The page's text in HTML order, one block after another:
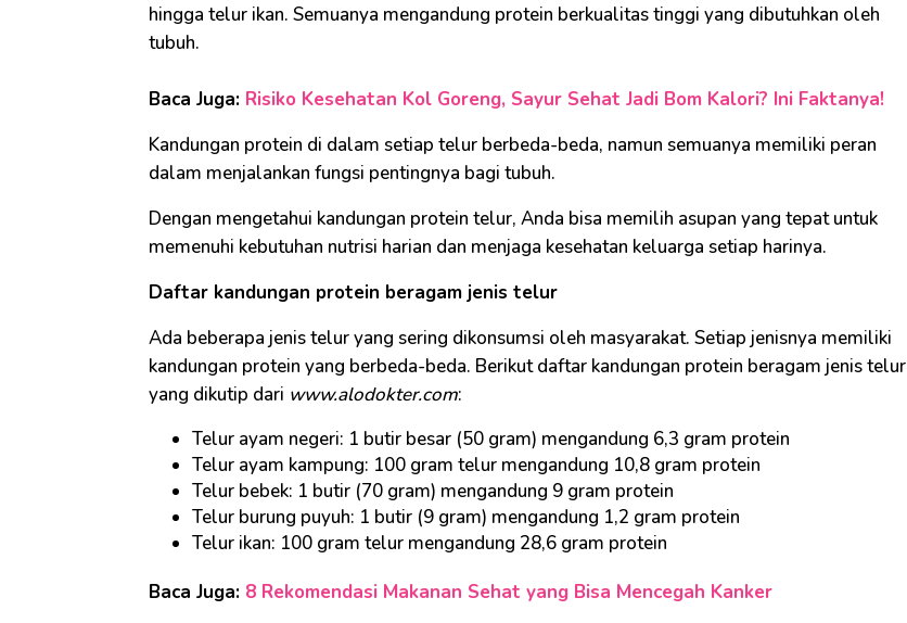
hingga telur ikan. Semuanya mengandung protein berkualitas tinggi yang dibutuhkan oleh
tubuh.
Baca Juga: Risiko Kesehatan Kol Goreng, Sayur Sehat Jadi Bom Kalori? Ini Faktanya!
Kandungan protein di dalam setiap telur berbeda-beda, namun semuanya memiliki peran
dalam menjalankan fungsi pentingnya bagi tubuh.
Dengan mengetahui kandungan protein telur, Anda bisa memilih asupan yang tepat untuk
memenuhi kebutuhan nutrisi harian dan menjaga kesehatan keluarga setiap harinya.
Daftar kandungan protein beragam jenis telur
Ada beberapa jenis telur yang sering dikonsumsi oleh masyarakat. Setiap jenisnya memiliki
kandungan protein yang berbeda-beda. Berikut daftar kandungan protein beragam jenis telur
yang dikutip dari www.alodokter.com:
Telur ayam negeri: 1 butir besar (50 gram) mengandung 6,3 gram protein
Telur ayam kampung: 100 gram telur mengandung 10,8 gram protein
Telur bebek: 1 butir (70 gram) mengandung 9 gram protein
Telur burung puyuh: 1 butir (9 gram) mengandung 1,2 gram protein
Telur ikan: 100 gram telur mengandung 28,6 gram protein
Baca Juga: 8 Rekomendasi Makanan Sehat yang Bisa Mencegah Kanker